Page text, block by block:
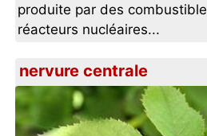
produite par des
réacteurs nucléaires...
nervure centrale